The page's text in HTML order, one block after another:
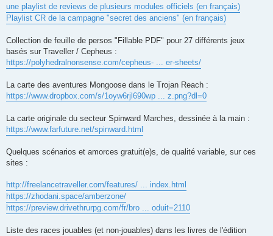
une playlist de reviews de plusieurs modules officiels (en français)
Playlist CR de la campagne "secret des anciens" (en français)
Collection de feuille de persos "Fillable PDF" pour 27 différents jeux
basés sur Traveller / Cepheus :
https://polyhedralnonsense.com/cepheus- ... er-sheets/
La carte des aventures Mongoose dans le Trojan Reach :
https://www.dropbox.com/s/1oyw6rjl690wp ... z.png?dl=0
La carte originale du secteur Spinward Marches, dessinée à la main :
https://www.farfuture.net/spinward.html
Quelques scénarios et amorces gratuit(e)s, de qualité variable, sur ces
sites :
http://freelancetraveller.com/features/ ... index.html
https://zhodani.space/amberzone/
https://preview.drivethrurpg.com/fr/bro ... oduit=2110
Liste des races jouables (et non-jouables) dans les livres de l'édition